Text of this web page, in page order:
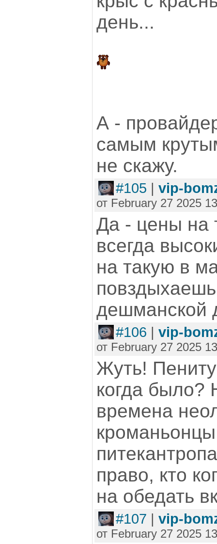
день...
А -
самым
не скажу.
#105 | vip-
от February 27 2025
Да - цены на
всегда
на такую в
дешманской
#106 | vip-
от February 27 2025
Жуть!
когда было?
времена
право, кто
на обедать
#107 | vip-
от February 27 2025